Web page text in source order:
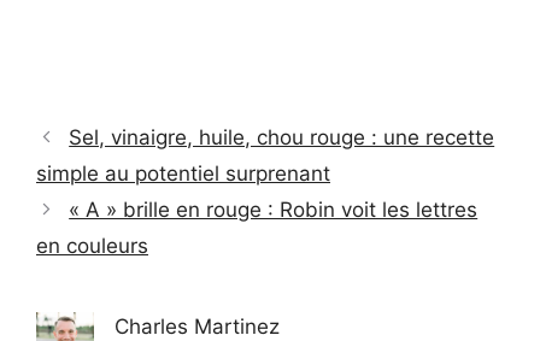
Sel, vinaigre, huile, chou rouge : une recette
simple au potentiel surprenant
« A » brille en rouge : Robin voit les lettres
en couleurs
Charles Martinez